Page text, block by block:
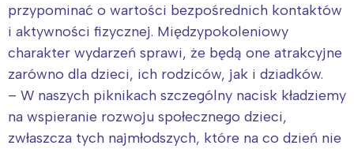
przypominać o wartości bezpośrednich kontaktów
i aktywności fizycznej. Międzypokoleniowy
charakter wydarzeń sprawi, że będą one atrakcyjne
zarówno dla dzieci, ich rodziców, jak i dziadków.
– W naszych piknikach szczególny nacisk kładziemy
na wspieranie rozwoju społecznego dzieci,
zwłaszcza tych najmłodszych, które na co dzień nie